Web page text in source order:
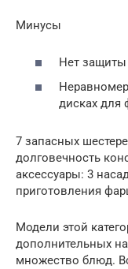
Минусы
Нет защиты
дисках для
7 запасных
долговечность
аксессуары: 3
приготовления
Модели этой
дополнительных
множество блюд.